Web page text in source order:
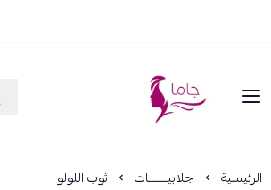
جاما _ JAMA
الرئيسية جلابيـــــــات ثوب اللولو